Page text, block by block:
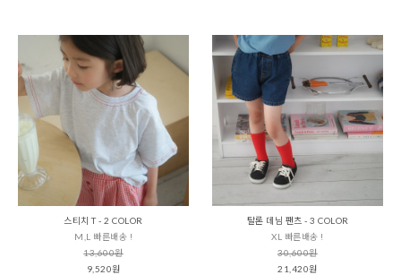
스티치 T - 2 COLOR
M,L 빠른배송 !
13,600원
9,520원
탈론 데님 팬츠 - 3 COLOR
XL 빠른배송 !
30,600원
21,420원